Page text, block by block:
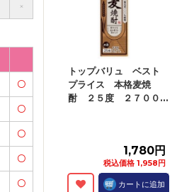
×
〇
〇
〇
〇
〇
トップバリュ ベスト
プライス 本格麦焼
酎 ２５度 ２７００...
1,780円
税込価格 1,958円
カートに追加